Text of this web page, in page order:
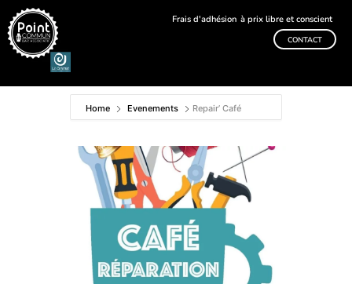
Frais d'adhésion à prix libre et conscient
CONTACT
Home Evenements Repair’ Café